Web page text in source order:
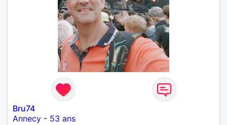
Bru74
Annecy - 53 ans